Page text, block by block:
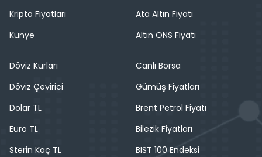
Kripto Fiyatları
Künye
Ata Altın Fiyatı
Altın ONS Fiyatı
Döviz Kurları
Döviz Çevirici
Dolar TL
Euro TL
Sterin Kaç TL
Canlı Borsa
Gümüş Fiyatları
Brent Petrol Fiyatı
Bilezik Fiyatları
BIST 100 Endeksi